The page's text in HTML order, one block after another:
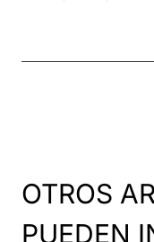
OTROS
PUEDEN